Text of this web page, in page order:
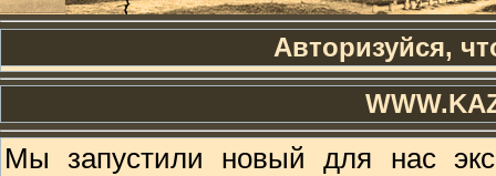
Авторизуйся,
Мы запустили новый для нас